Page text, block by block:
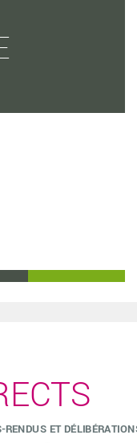
RENDUS ET